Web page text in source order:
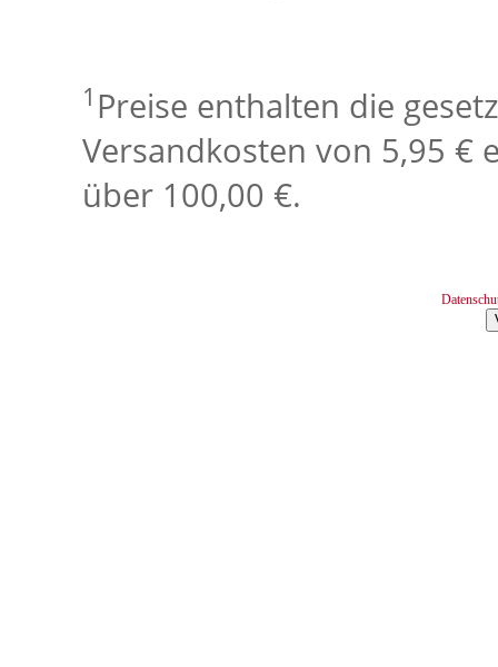
1 Preise enthalten die
Versandkosten von 5,95 €
über 100,00 €.